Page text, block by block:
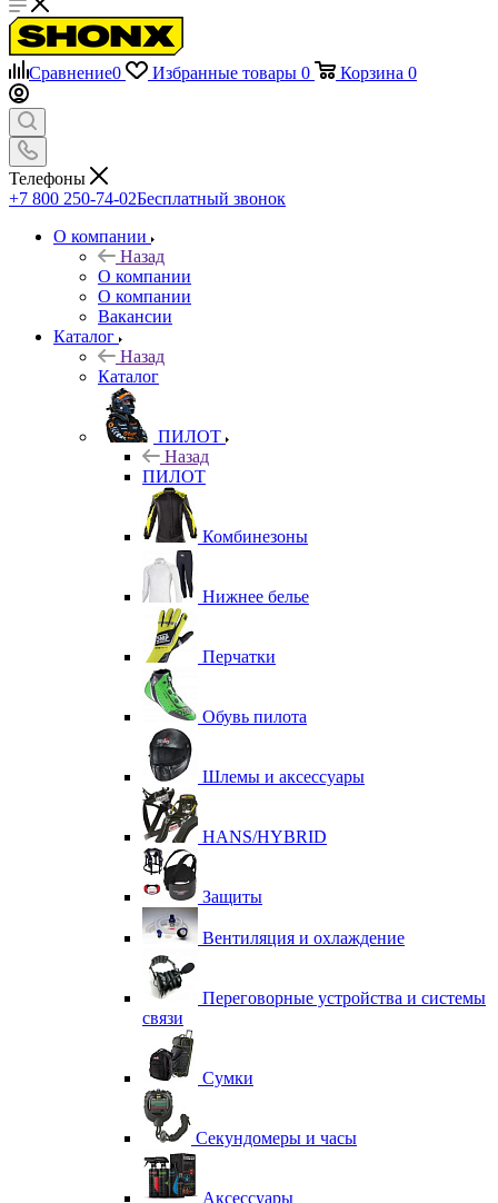
Сравнение0 Избранные товары 0 Корзина 0
Телефоны
+7 800 250-74-02Бесплатный звонок
О компании
Назад
О компании
О компании
Вакансии
Каталог
Назад
Каталог
ПИЛОТ
Назад
ПИЛОТ
Комбинезоны
Нижнее белье
Перчатки
Обувь пилота
Шлемы и аксессуары
HANS/HYBRID
Защиты
Вентиляция и охлаждение
Переговорные устройства и системы
связи
Сумки
Секундомеры и часы
Аксессуары